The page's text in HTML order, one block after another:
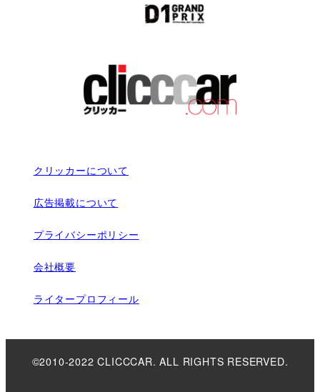
クリッカーについて
広告掲載について
プライバシーポリシー
会社概要
ライタープロフィール
©2010-2022 CLICCCAR. ALL RIGHTS RESERVED.